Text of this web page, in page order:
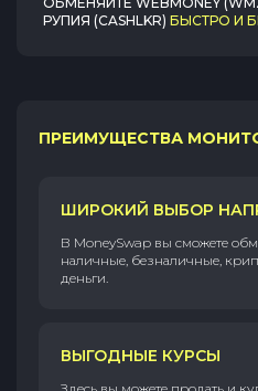
РУПИЯ (CASHLKR) БЫСТРО И
ПРЕИМУЩЕСТВА
ШИРОКИЙ ВЫБОР
В MoneySwap вы сможете
наличные, безналичные,
деньги.
ВЫГОДНЫЕ КУРСЫ